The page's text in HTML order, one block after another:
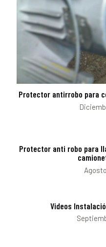
Protector antirrobo para
Protector anti robo para
Videos